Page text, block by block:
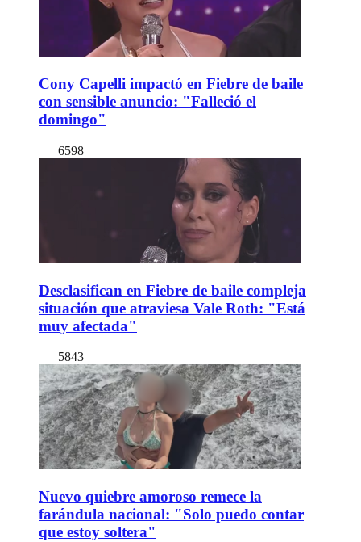
Cony Capelli impactó en Fiebre de baile
con sensible anuncio: "Falleció el
domingo"
6598
Desclasifican en Fiebre de baile compleja
situación que atraviesa Vale Roth: "Está
muy afectada"
5843
Nuevo quiebre amoroso remece la
farándula nacional: "Solo puedo contar
que estoy soltera"